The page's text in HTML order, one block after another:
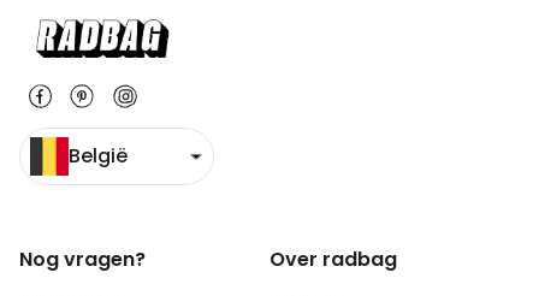
België
Nog vragen? Over radbag